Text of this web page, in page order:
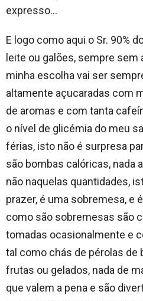
expresso…
E logo como aqui o Sr. 90%
leite ou galões, sempre sem
minha escolha vai ser
altamente açucaradas com
de aromas e com tanta
o nível de glicémia do meu
férias, isto não é surpresa
são bombas calóricas, nada
não naquelas quantidades,
prazer, é uma sobremesa, e
como são sobremesas são
tomadas ocasionalmente e
tal como chás de pérolas de
frutas ou gelados, nada de
que valem a pena e são